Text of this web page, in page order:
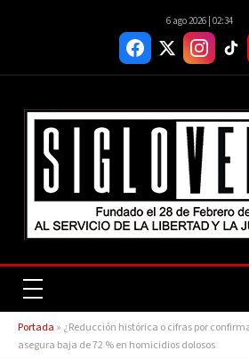
6 ago 2026 | 02:34
Portada » ¿Reducción histórica o cifras por
asegura baja de 72 % en homicidios dolosos